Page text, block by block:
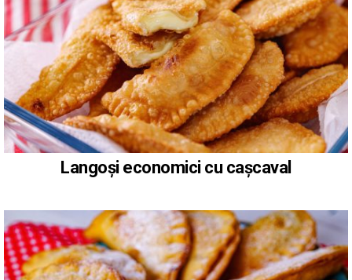
Langoși economici cu cașcaval